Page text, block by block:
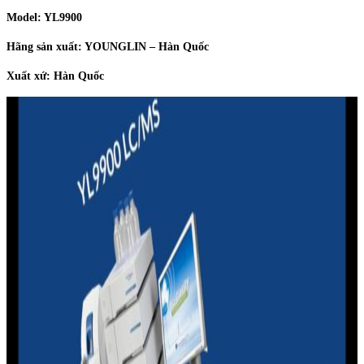
Model: YL9900
Hãng sản xuất: YOUNGLIN – Hàn Quốc
Xuất xứ: Hàn Quốc